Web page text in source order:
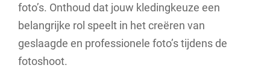
foto’s. Onthoud dat jouw kledingkeuze een
belangrijke rol speelt in het creëren van
geslaagde en professionele foto’s tijdens de
fotoshoot.